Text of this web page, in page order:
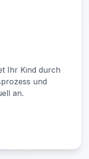
Ihr Kind durch
und
an.